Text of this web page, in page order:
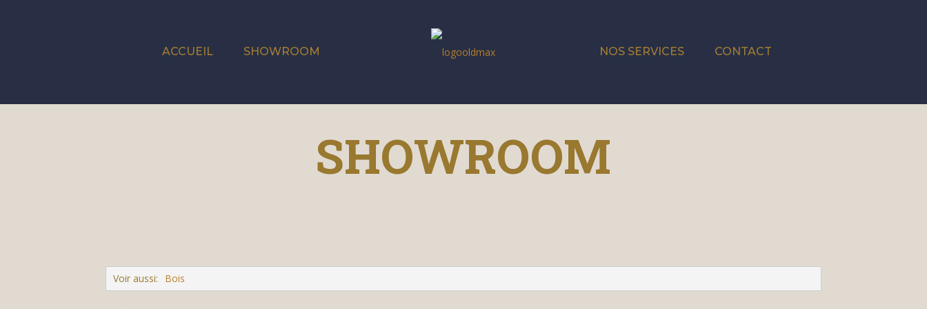
ACCUEIL SHOWROOM NOS SERVICES CONTACT
SHOWROOM
Voir aussi: Bois